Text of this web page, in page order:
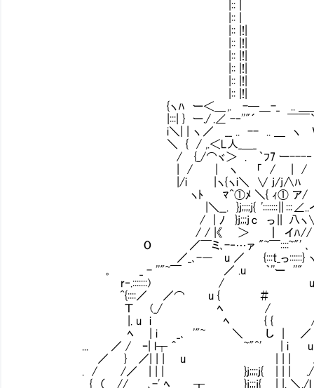
|:: |
|:: |
|:: |!|
|:: |!|
|:: |!|
|:: |!|
|:: |!|
|:: |!|
{ヽﾊ ー＜＿ ,. -─＿-_ .. ＿＿_
|:::| } ー./ .∠ -‐''"´ ￣￣`ー '"´
i＼| | ヽ ／ __ .. -- .. ＿ ヽ V .
＼ { / ,.＜L人_＿_ ,. -
/ {_/⌒ヾ＞ . ｀ﾌ7 ー---‐ '
| / | ヽ 「 / | /
|/i |ヽ{ヽi＼ ∨ j/j∧
ヽﾄ ﾏ^①ﾒ ＼{ ｨ① ア/ ｲ/ f´￣￣￣￣
|＼__. }j;;;;j{ '::::::: || ::: ∠..
/ | ﾉ }j;;;j c っ || 八ヽ∨ ﾊ | 離したら
/ / |《 ＞
O ／￣ミ､-‐…ァ "~￣::::~"' ､ | 、＼ |
／_､-― u ／ {:::t_っ::::::} ヽ | u ヽ ＼ ヽ
。 _ - ''"~￣ ／ .u ｀''ー ''"
r‐.:::::::) / u }
^{::::／ ／⌒ u { ＃ }
Τ (_/ ﾍ / /|. u |
|. u i ﾍ { { / .| |
ﾍ | i _､ '"~ ＼ し |
... ／ / ｰ| l┬ ＾ ~"^' | i
／ } ／| | | u | | |
. / /／ | | | }j;;;;j{ | | |
{ （＿// _､-' ﾍ ┰ }j;;;j{ | |.